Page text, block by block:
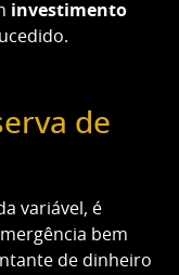
investimento
de
variável, é
bem
de dinheiro